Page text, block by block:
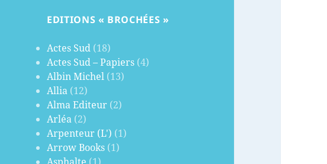
EDITIONS « BROCHÉES »
Actes Sud (18)
Actes Sud – Papiers (4)
Albin Michel (13)
Allia (12)
Alma Editeur (2)
Arléa (2)
Arpenteur (L') (1)
Arrow Books (1)